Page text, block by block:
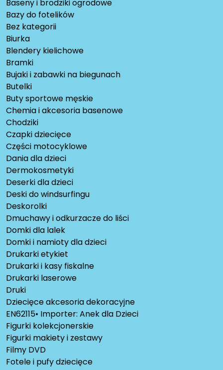
Baseny i brodziki ogrodowe
Bazy do fotelików
Bez kategorii
Biurka
Blendery kielichowe
Bramki
Bujaki i zabawki na biegunach
Butelki
Buty sportowe męskie
Chemia i akcesoria basenowe
Chodziki
Czapki dziecięce
Części motocyklowe
Dania dla dzieci
Dermokosmetyki
Deserki dla dzieci
Deski do windsurfingu
Deskorolki
Dmuchawy i odkurzacze do liści
Domki dla lalek
Domki i namioty dla dzieci
Drukarki etykiet
Drukarki i kasy fiskalne
Drukarki laserowe
Druki
Dziecięce akcesoria dekoracyjne
EN62115• Importer: Anek dla Dzieci
Figurki kolekcjonerskie
Figurki makiety i zestawy
Filmy DVD
Fotele i pufy dziecięce